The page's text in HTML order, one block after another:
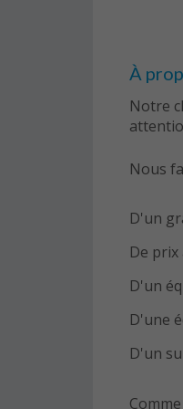
À
Notre
Nous
D'un
De
D'un
D'une
D'un